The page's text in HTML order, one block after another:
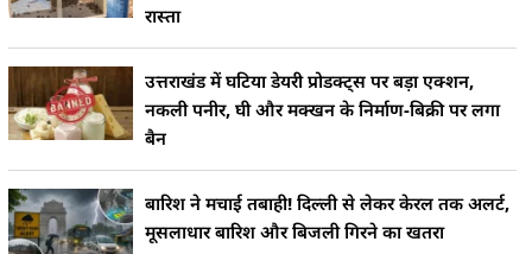
रास्ता
उत्तराखंड में घटिया डेयरी प्रोडक्ट्स पर बड़ा एक्शन,
नकली पनीर, घी और मक्खन के निर्माण-बिक्री पर लगा
बैन
बारिश ने मचाई तबाही! दिल्ली से लेकर केरल तक अलर्ट,
मूसलाधार बारिश और बिजली गिरने का खतरा